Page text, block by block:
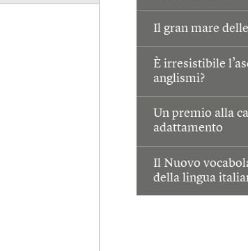
Il gran mare
È irresistibile
anglismi?
Un premio alla
adattamento
Il Nuovo
della lingua